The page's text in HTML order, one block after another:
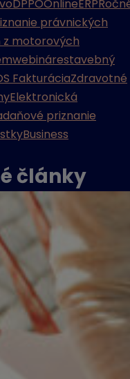
DPPOOnlineERP
právnických
z motorových
webinárestavebný
FakturáciaZdravotné
Elektronická
daňové priznanie
Business
články